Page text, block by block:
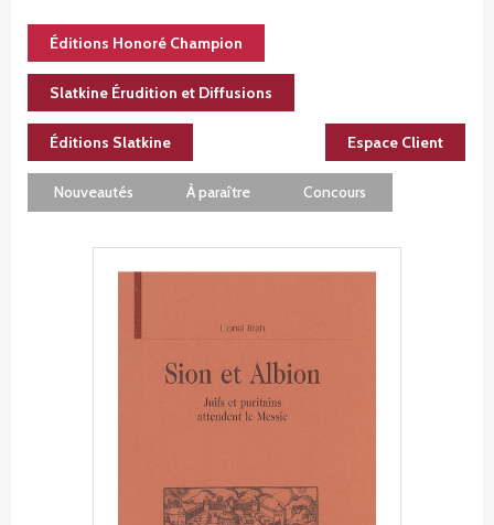
Éditions Honoré Champion
Slatkine Érudition et Diffusions
Éditions Slatkine Espace Client
Nouveautés À paraître Concours